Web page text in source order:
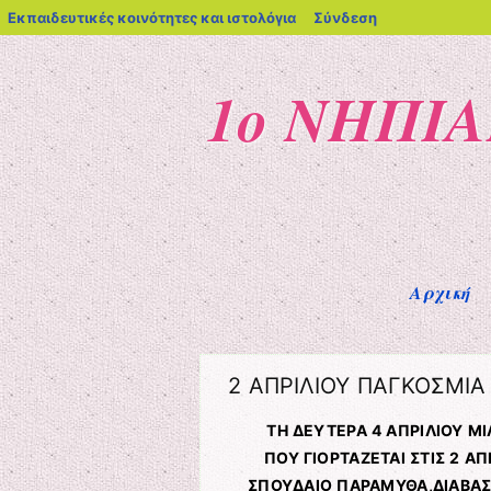
Εκπαιδευτικές κοινότητες και ιστολόγια blogs.sch.gr
Σύνδεση
1ο
Μενού
Μετάβαση στο περιεχόμενο
Αρχική
2 ΑΠΡΙΛΙΟΥ
ΤΗ ΔΕΥΤΕΡΑ 4 ΑΠΡΙΛΙΟΥ
ΠΟΥ ΓΙΟΡΤΑΖΕΤΑΙ ΣΤΙΣ 2
ΣΠΟΥΔΑΙΟ